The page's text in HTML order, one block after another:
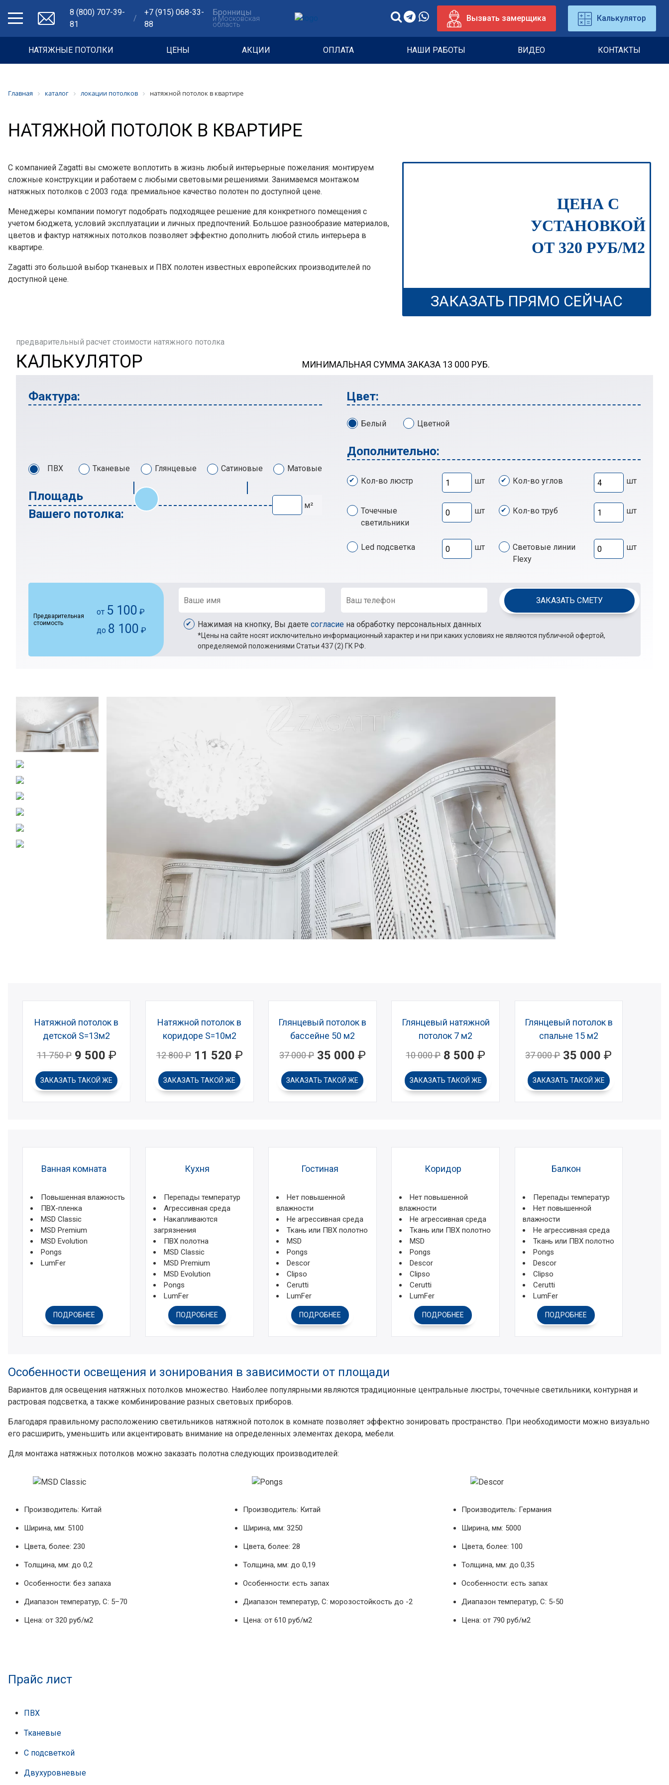
8 (800) 707-39-
81
/
+7 (915) 068-33-
88
Бронницы
и Московская
область
Вызвать замерщика Калькулятор
НАТЯЖНЫЕ ПОТОЛКИ ЦЕНЫ АКЦИИ ОПЛАТА НАШИ РАБОТЫ ВИДЕО КОНТАКТЫ
Главная каталог локации потолков натяжной потолок в квартире
НАТЯЖНОЙ ПОТОЛОК В КВАРТИРЕ
С компанией Zagatti вы сможете воплотить в жизнь любый интерьерные пожелания: монтируем
сложные конструкции и работаем с любыми световыми решениями. Занимаемся монтажом
натяжных потолков с 2003 года: премиальное качество полотен по доступной цене.
Менеджеры компании помогут подобрать подходящее решение для конкретного помещения с
учетом бюджета, условий эксплуатации и личных предпочтений. Большое разнообразие материалов,
цветов и фактур натяжных потолков позволяет эффектно дополнить любой стиль интерьера в
квартире.
Zagatti это большой выбор тканевых и ПВХ полотен известных европейских производителей по
доступной цене.
ЦЕНА С
УСТАНОВКОЙ
ОТ 320 РУБ/М2
ЗАКАЗАТЬ ПРЯМО СЕЙЧАС
предварительный расчет стоимости натяжного потолка
КАЛЬКУЛЯТОР МИНИМАЛЬНАЯ СУММА ЗАКАЗА 13 000 РУБ.
Фактура:
ПВХ Тканевые Глянцевые Сатиновые Матовые
Площадь
Вашего потолка:
м²
Цвет:
Белый Цветной
Дополнительно:
Кол-во люстр шт Кол-во углов шт
Точечные
светильники
шт Кол-во труб шт
Led подсветка шт
Световые линии
Flexy
шт
Предварительная
стоимость
от 5 100 ₽
до 8 100 ₽
ЗАКАЗАТЬ СМЕТУ
Нажимая на кнопку, Вы даете согласие на обработку персональных данных
*Цены на сайте носят исключительно информационный характер и ни при каких условиях не являются публичной офертой,
определяемой положениями Статьи 437 (2) ГК РФ.
Натяжной потолок в
детской S=13м2
11 750₽ 9 500 ₽
ЗАКАЗАТЬТАКОЙ ЖЕ
Натяжной потолок в
коридоре S=10м2
12 800₽ 11 520 ₽
ЗАКАЗАТЬТАКОЙ ЖЕ
Глянцевый потолок в
бассейне 50 м2
37 000₽ 35 000 ₽
ЗАКАЗАТЬТАКОЙ ЖЕ
Глянцевый натяжной
потолок 7 м2
10 000₽ 8 500 ₽
ЗАКАЗАТЬ ТАКОЙ ЖЕ
Глянцевый потолок в
спальне 15 м2
37 000₽ 35 000 ₽
ЗАКАЗАТЬ ТАКОЙ ЖЕ
Ванная комната
Повышенная влажность
ПВХ-пленка
MSD Classic
MSD Premium
MSD Evolution
Pongs
LumFer
ПОДРОБНЕЕ
Кухня
Перепады температур
Агрессивная среда
Накапливаются
загрязнения
ПВХ полотна
MSD Classic
MSD Premium
MSD Evolution
Pongs
LumFer
ПОДРОБНЕЕ
Гостиная
Нет повышенной
влажности
Не агрессивная среда
Ткань или ПВХ полотно
MSD
Pongs
Descor
Clipso
Cerutti
LumFer
ПОДРОБНЕЕ
Коридор
Нет повышенной
влажности
Не агрессивная среда
Ткань или ПВХ полотно
MSD
Pongs
Descor
Clipso
Cerutti
LumFer
ПОДРОБНЕЕ
Балкон
Перепады температур
Нет повышенной
влажности
Не агрессивная среда
Ткань или ПВХ полотно
Pongs
Descor
Clipso
Cerutti
LumFer
ПОДРОБНЕЕ
Особенности освещения и зонирования в зависимости от площади
Вариантов для освещения натяжных потолков множество. Наиболее популярными являются традиционные центральные люстры, точечные светильники, контурная и
растровая подсветка, а также комбинирование разных световых приборов.
Благодаря правильному расположению светильников натяжной потолок в комнате позволяет эффектно зонировать пространство. При необходимости можно визуально
его расширить, уменьшить или акцентировать внимание на определенных элементах декора, мебели.
Для монтажа натяжных потолков можно заказать полотна следующих производителей:
Производитель: Китай
Ширина, мм: 5100
Цвета, более: 230
Толщина, мм: до 0,2
Особенности: без запаха
Диапазон температур, С: 5–70
Цена: от 320 руб/м2
Производитель: Китай
Ширина, мм: 3250
Цвета, более: 28
Толщина, мм: до 0,19
Особенности: есть запах
Диапазон температур, С: морозостойкость до -2
Цена: от 610 руб/м2
Производитель: Германия
Ширина, мм: 5000
Цвета, более: 100
Толщина, мм: до 0,35
Особенности: есть запах
Диапазон температур, С: 5-50
Цена: от 790 руб/м2
Прайс лист
ПВХ
Тканевые
С подсветкой
Двухуровневые